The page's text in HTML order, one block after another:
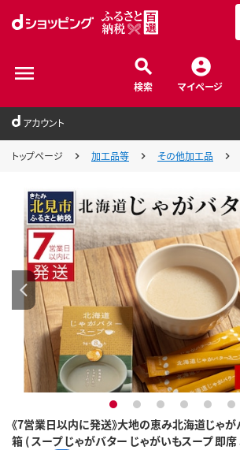
検索 マイページ
アカウント
トップページ 加工品等 その他加工品
《7営業日以内に発送》大地の恵み北海道じゃ
箱 ( スープ じゃがバター じゃがいもスープ 即席
1 2 3 4 5 6